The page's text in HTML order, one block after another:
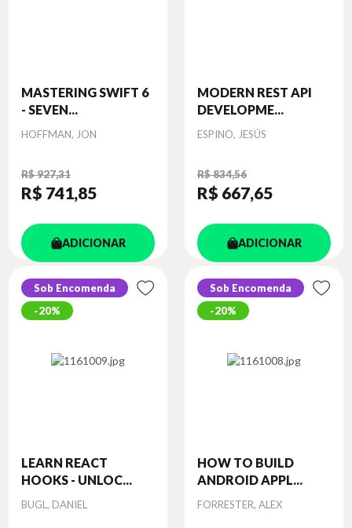
MASTERING SWIFT 6
- SEVEN...
Autor
HOFFMAN, JON
R$ 927,31
R$ 741,85
ADICIONAR
MODERN REST API
DEVELOPME...
Autor
ESPINO, JESÚS
R$ 834,56
R$ 667,65
ADICIONAR
Sob Encomenda
20%
LEARN REACT
HOOKS - UNLOC...
Autor
BUGL, DANIEL
Sob Encomenda
20%
HOW TO BUILD
ANDROID APPL...
Autor
FORRESTER, ALEX